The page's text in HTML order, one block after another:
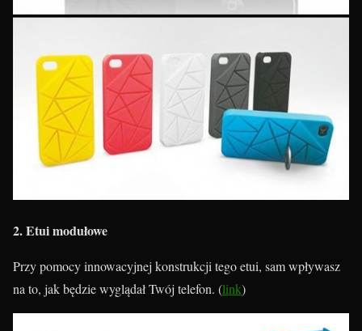
2. Etui modułowe
Przy pomocy innowacyjnej konstrukcji tego etui, sam wpływasz
na to, jak będzie wyglądał Twój telefon. (link)